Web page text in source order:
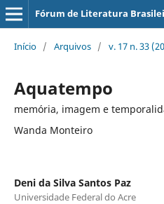
Fórum de Literatura
Início / Arquivos / v. 17 n. 33
Aquatempo
memória, imagem e
Wanda Monteiro
Deni da Silva Santos Paz
Universidade Federal do Acre